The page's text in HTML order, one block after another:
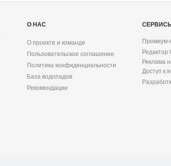
О НАС
О проекте и команде
Пользовательское соглашение
Политика конфиденциальности
База водопадов
Рекомендации
Премиум-
Редактор
Реклама
Доступ к